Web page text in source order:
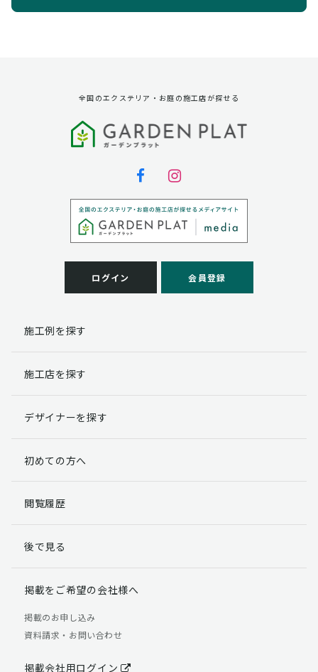
第三者への提供
弊社は法律で定められている場合を除いて、お客様の個
個人情報の取扱い業務の委託
弊社は事業運営上、お客様により良いサービスを提供す
るために業務の一部を外部に委託しており、業務委託先
客様には、貴殿の個人情報の利用目的の通知、開示、訂
理・機密保持などによりお客様の個人情報の漏洩防止に
個人情報提出の任意性
す。
らかじめご了承ください。
個人情報の開示請求について
る権利があります。
「個人情報の取り扱いについて」
【お問合せ先】 個人情報問合せ窓口
TEL：03-5411-7891（平日9:00 ～ 18:00）
全国のエクステリア・お庭の施工店が探せる
ログイン 会員登録
施工例を探す
施工店を探す
デザイナーを探す
初めての方へ
閲覧履歴
後で見る
掲載をご希望の会社様へ
掲載のお申し込み
資料請求・お問い合わせ
掲載会社用ログイン